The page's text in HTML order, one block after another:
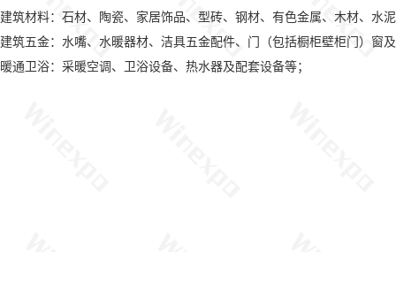
建筑材料：石材、陶瓷、家居饰品、型砖、钢材、有色金属、木材、水
建筑五金：水嘴、水暖器材、洁具五金配件、门（包括橱柜壁柜门）
暖通卫浴：采暖空调、卫浴设备、热水器及配套设备等；